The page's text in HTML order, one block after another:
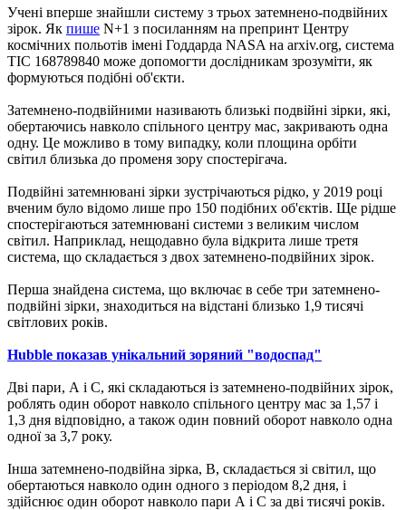
Учені вперше знайшли систему з трьох затемнено-подвійних
зірок. Як пише N+1 з посиланням на препринт Центру
космічних польотів імені Годдарда NASA на arxiv.org, система
TIC 168789840 може допомогти дослідникам зрозуміти, як
формуються подібні об'єкти.
Затемнено-подвійними називають близькі подвійні зірки, які,
обертаючись навколо спільного центру мас, закривають одна
одну. Це можливо в тому випадку, коли площина орбіти
світил близька до променя зору спостерігача.
Подвійні затемнювані зірки зустрічаються рідко, у 2019 році
вченим було відомо лише про 150 подібних об'єктів. Ще рідше
спостерігаються затемнювані системи з великим числом
світил. Наприклад, нещодавно була відкрита лише третя
система, що складається з двох затемнено-подвійних зірок.
Перша знайдена система, що включає в себе три затемнено-
подвійні зірки, знаходиться на відстані близько 1,9 тисячі
світлових років.
Hubble показав унікальний зоряний "водоспад"
Дві пари, А і С, які складаються із затемнено-подвійних зірок,
роблять один оборот навколо спільного центру мас за 1,57 і
1,3 дня відповідно, а також один повний оборот навколо одна
одної за 3,7 року.
Інша затемнено-подвійна зірка, В, складається зі світил, що
обертаються навколо один одного з періодом 8,2 дня, і
здійснює один оборот навколо пари А і С за дві тисячі років.